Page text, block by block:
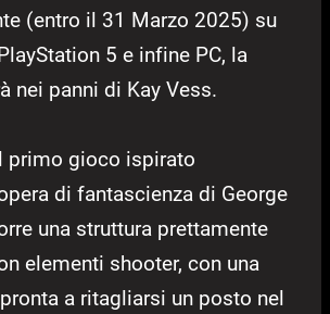
(entro il 31 Marzo 2025) su
5 e infine PC, la
nei panni di Kay Vess.
primo gioco ispirato
di fantascienza di George
una struttura prettamente
elementi shooter, con una
a ritagliarsi un posto nel